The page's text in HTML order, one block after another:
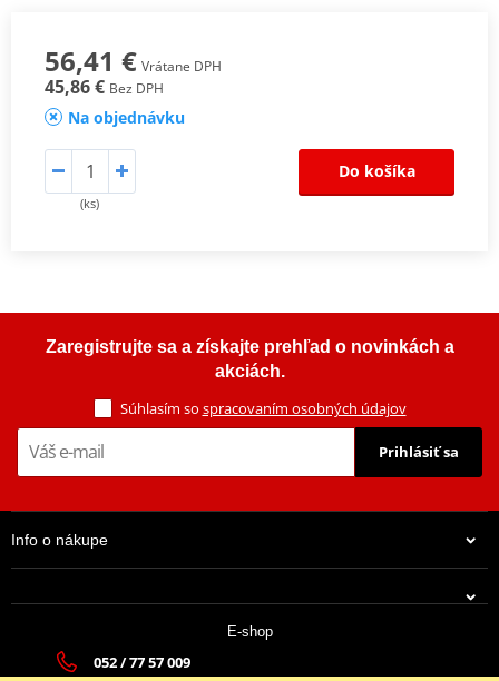
56,41 € Vrátane DPH
45,86 € Bez DPH
Na objednávku
(ks)
Do košíka
Zaregistrujte sa a získajte prehľad o novinkách a
akciách.
Súhlasím so spracovaním osobných údajov
Prihlásiť sa
Info o nákupe
E-shop
052 / 77 57 009